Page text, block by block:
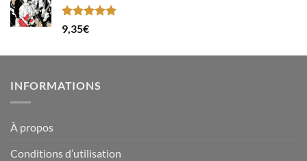
Note5.00
sur 5
9,35€
INFORMATIONS
À propos
Conditions d’utilisation